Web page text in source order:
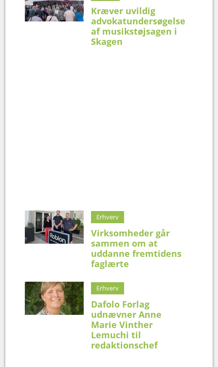
Kræver uvildig
advokatundersøgelse
af musikstøjsagen i
Skagen
Erhverv
Virksomheder går
sammen om at
uddanne fremtidens
faglærte
Erhverv
Dafolo Forlag
udnævner Anne
Marie Vinther
Lemuchi til
redaktionschef